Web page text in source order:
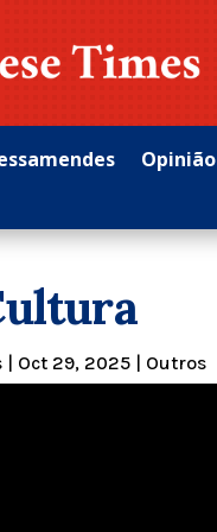
Opinião
Oct 29, 2025 Outros